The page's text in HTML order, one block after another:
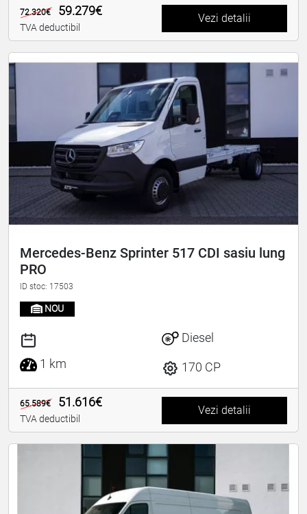
72.320€ 59.279€
TVA deductibil
Vezi detalii
Mercedes-Benz Sprinter 517 CDI sasiu lung
PRO
ID stoc: 17503
NOU
1 km
Diesel
170 CP
65.589€ 51.616€
TVA deductibil
Vezi detalii